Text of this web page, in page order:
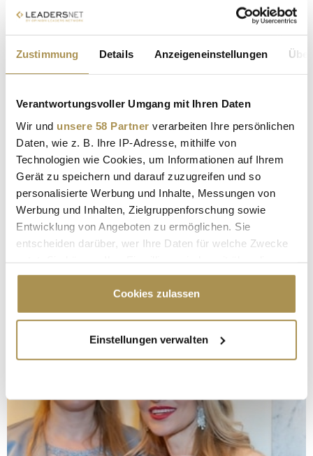
Zustimmung Details Anzeigeneinstellungen
Verantwortungsvoller Umgang mit Ihren Daten
Wir und unsere 58 Partner verarbeiten Ihre persönlichen
Daten, wie z. B. Ihre IP-Adresse, mithilfe von
Technologien wie Cookies, um Informationen auf Ihrem
Gerät zu speichern und darauf zuzugreifen und so
personalisierte Werbung und Inhalte, Messungen von
Werbung und Inhalten, Zielgruppenforschung sowie
Entwicklung von Angeboten zu ermöglichen. Sie
entscheiden darüber, wer Ihre Daten für welche Zwecke
Cookie-Erklärung oder durch Klicken auf das Privacy
Trigger Symbol ändern oder widerrufen
Informationen über Ihre geografische Lage
erfassen, welche bis auf einige Meter genau sein
bestimmten Merkmalen (Fingerprinting) identifizieren
Erfahren Sie mehr darüber, wie Ihre persönlichen Daten
verarbeitet werden, und legen Sie Ihre Präferenzen im
Cookies zulassen
Einstellungen verwalten